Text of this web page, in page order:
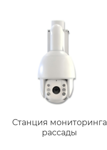
Станция мониторинга
рассады